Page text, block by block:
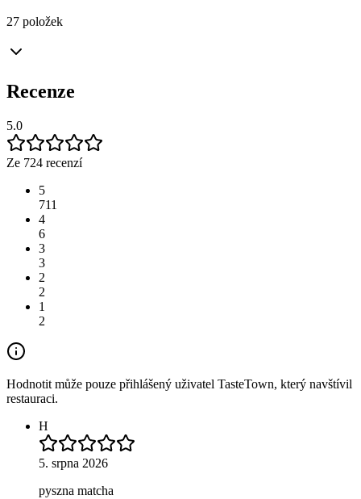
27 položek
Recenze
5.0
Ze 724 recenzí
5
711
4
6
3
3
2
2
1
2
Hodnotit může pouze přihlášený uživatel TasteTown, který navštívil
restauraci.
H
5. srpna 2026
pyszna matcha